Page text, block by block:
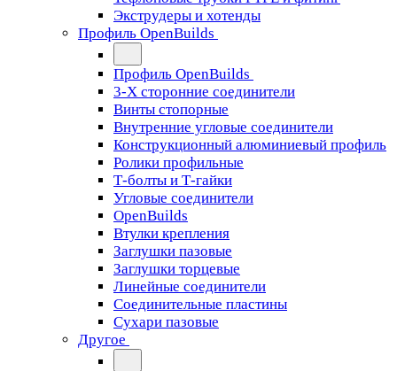
Экструдеры и хотенды
Профиль OpenBuilds
Профиль OpenBuilds
3-Х сторонние соединители
Винты стопорные
Внутренние угловые соединители
Конструкционный алюминиевый профиль
Ролики профильные
Т-болты и Т-гайки
Угловые соединители
OpenBuilds
Втулки крепления
Заглушки пазовые
Заглушки торцевые
Линейные соединители
Соединительные пластины
Сухари пазовые
Другое